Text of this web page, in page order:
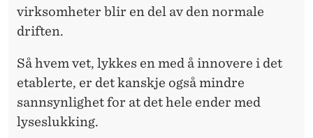
virksomheter blir en del av den normale
driften.
Så hvem vet, lykkes en med å innovere i det
etablerte, er det kanskje også mindre
sannsynlighet for at det hele ender med
lyseslukking.